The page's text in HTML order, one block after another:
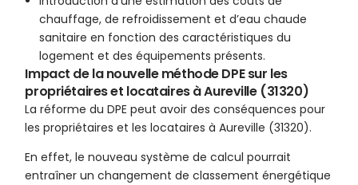
chauffage, de refroidissement et d’eau chaude
sanitaire en fonction des caractéristiques du
logement et des équipements présents.
Impact de la nouvelle méthode DPE sur les
propriétaires et locataires à Aureville (31320)
La réforme du DPE peut avoir des conséquences pour
les propriétaires et les locataires à Aureville (31320).
En effet, le nouveau système de calcul pourrait
entraîner un changement de classement énergétique